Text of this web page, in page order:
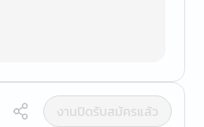
งานปิดรับสมัครแล้ว